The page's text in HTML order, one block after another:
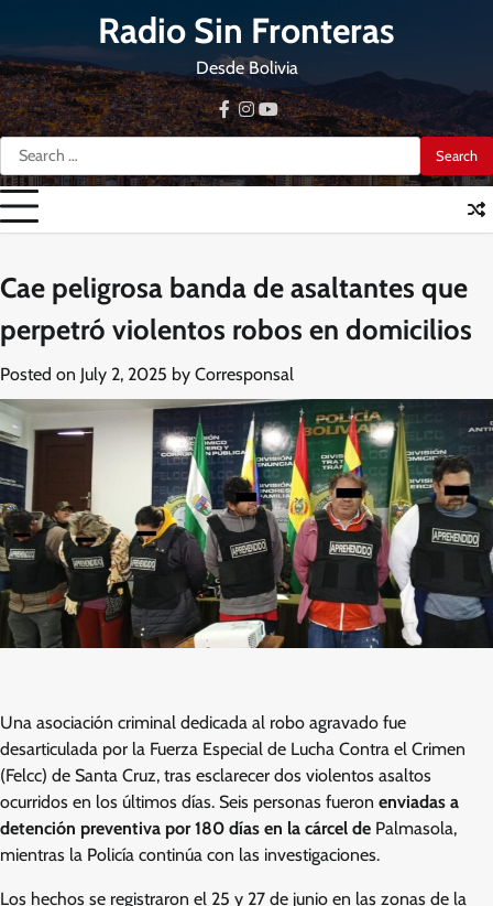
content
Radio Sin Fronteras
Desde Bolivia
Search
for:
facebook
instagram
youtube
Cae peligrosa banda de asaltantes que
perpetró violentos robos en domicilios
Posted on July 2, 2025 by Corresponsal
Una asociación criminal dedicada al robo agravado fue
desarticulada por la Fuerza Especial de Lucha Contra el Crimen
(Felcc) de Santa Cruz, tras esclarecer dos violentos asaltos
ocurridos en los últimos días. Seis personas fueron enviadas a
detención preventiva por 180 días en la cárcel de Palmasola,
mientras la Policía continúa con las investigaciones.
Los hechos se registraron el 25 y 27 de junio en las zonas de la